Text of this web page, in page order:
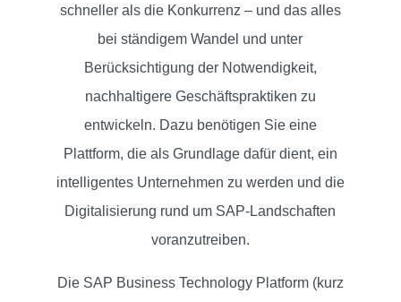
SAP
SERVICES
KUNDEN
EVENTS
schneller als die Konkurrenz – und das alles
bei ständigem Wandel und unter
Berücksichtigung der Notwendigkeit,
nachhaltigere Geschäftspraktiken zu
entwickeln. Dazu benötigen Sie eine
Plattform, die als Grundlage dafür dient, ein
intelligentes Unternehmen zu werden und die
Digitalisierung rund um SAP-Landschaften
voranzutreiben.
Die SAP Business Technology Platform (kurz